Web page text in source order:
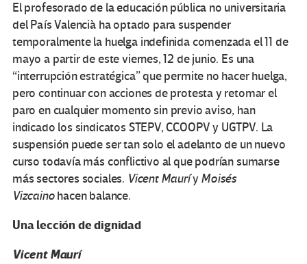
El profesorado de la educación pública no universitaria
del País Valencià ha optado para suspender
temporalmente la huelga indefinida comenzada el 11 de
mayo a partir de este viernes, 12 de junio. Es una
“interrupción estratégica” que permite no hacer huelga,
pero continuar con acciones de protesta y retomar el
paro en cualquier momento sin previo aviso, han
indicado los sindicatos STEPV, CCOOPV y UGTPV. La
suspensión puede ser tan solo el adelanto de un nuevo
curso todavía más conflictivo al que podrían sumarse
más sectores sociales. Vicent Mauríy Moisés
Vizcainohacen balance.
Una lección de dignidad
Vicent Maurí